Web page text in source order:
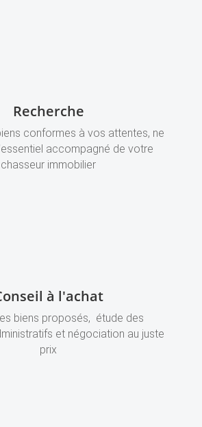
Recherche
conformes à vos attentes, ne
accompagné de votre
chasseur immobilier
à l'achat
biens proposés, étude des
et négociation au juste
prix